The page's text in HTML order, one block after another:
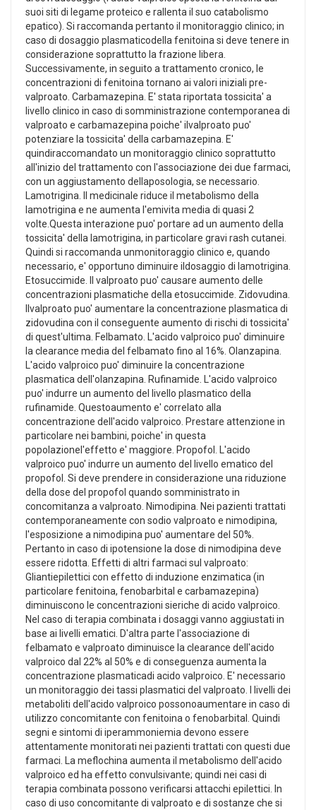
suoi siti di legame proteico e rallenta il suo catabolismo
epatico). Si raccomanda pertanto il monitoraggio clinico; in
caso di dosaggio plasmaticodella fenitoina si deve tenere in
considerazione soprattutto la frazione libera.
Successivamente, in seguito a trattamento cronico, le
concentrazioni di fenitoina tornano ai valori iniziali pre-
valproato. Carbamazepina. E' stata riportata tossicita' a
livello clinico in caso di somministrazione contemporanea di
valproato e carbamazepina poiche' ilvalproato puo'
potenziare la tossicita' della carbamazepina. E'
quindiraccomandato un monitoraggio clinico soprattutto
all'inizio del trattamento con l'associazione dei due farmaci,
con un aggiustamento dellaposologia, se necessario.
Lamotrigina. Il medicinale riduce il metabolismo della
lamotrigina e ne aumenta l'emivita media di quasi 2
volte.Questa interazione puo' portare ad un aumento della
tossicita' della lamotrigina, in particolare gravi rash cutanei.
Quindi si raccomanda unmonitoraggio clinico e, quando
necessario, e' opportuno diminuire ildosaggio di lamotrigina.
Etosuccimide. Il valproato puo' causare aumento delle
concentrazioni plasmatiche della etosuccimide. Zidovudina.
Ilvalproato puo' aumentare la concentrazione plasmatica di
zidovudina con il conseguente aumento di rischi di tossicita'
di quest'ultima. Felbamato. L'acido valproico puo' diminuire
la clearance media del felbamato fino al 16%. Olanzapina.
L'acido valproico puo' diminuire la concentrazione
plasmatica dell'olanzapina. Rufinamide. L'acido valproico
puo' indurre un aumento del livello plasmatico della
rufinamide. Questoaumento e' correlato alla
concentrazione dell'acido valproico. Prestare attenzione in
particolare nei bambini, poiche' in questa
popolazionel'effetto e' maggiore. Propofol. L'acido
valproico puo' indurre un aumento del livello ematico del
propofol. Si deve prendere in considerazione una riduzione
della dose del propofol quando somministrato in
concomitanza a valproato. Nimodipina. Nei pazienti trattati
contemporaneamente con sodio valproato e nimodipina,
l'esposizione a nimodipina puo' aumentare del 50%.
Pertanto in caso di ipotensione la dose di nimodipina deve
essere ridotta. Effetti di altri farmaci sul valproato:
Gliantiepilettici con effetto di induzione enzimatica (in
particolare fenitoina, fenobarbital e carbamazepina)
diminuiscono le concentrazioni sieriche di acido valproico.
Nel caso di terapia combinata i dosaggi vanno aggiustati in
base ai livelli ematici. D'altra parte l'associazione di
felbamato e valproato diminuisce la clearance dell'acido
valproico dal 22% al 50% e di conseguenza aumenta la
concentrazione plasmaticadi acido valproico. E' necessario
un monitoraggio dei tassi plasmatici del valproato. I livelli dei
metaboliti dell'acido valproico possonoaumentare in caso di
utilizzo concomitante con fenitoina o fenobarbital. Quindi
segni e sintomi di iperammoniemia devono essere
attentamente monitorati nei pazienti trattati con questi due
farmaci. La meflochina aumenta il metabolismo dell'acido
valproico ed ha effetto convulsivante; quindi nei casi di
terapia combinata possono verificarsi attacchi epilettici. In
caso di uso concomitante di valproato e di sostanze che si